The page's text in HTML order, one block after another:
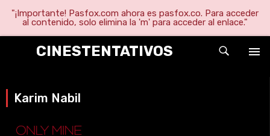
"¡Importante! Pasfox.com ahora es pasfox.co. Para acceder
al contenido, solo elimina la 'm' para acceder al enlace."
CINESTENTATIVOS
Karim Nabil